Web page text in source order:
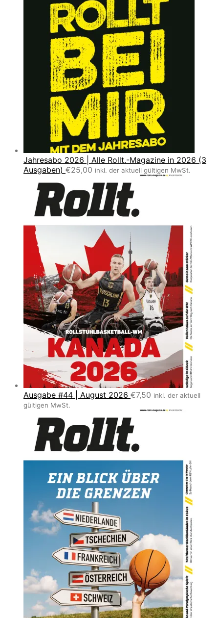
Jahresabo 2026 | Alle Rollt.-Magazine in 2026 (3
Ausgaben) €25,00 inkl. der aktuell gültigen MwSt.
Ausgabe #44 | August 2026 €7,50 inkl. der aktuell
gültigen MwSt.